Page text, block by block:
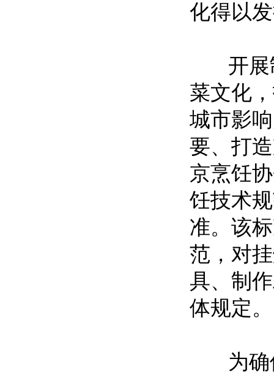
化得以
开展制
菜文化
城市影
要、打
京烹饪
饪技术
准。该
范，对
具、制
体规定。
为确保